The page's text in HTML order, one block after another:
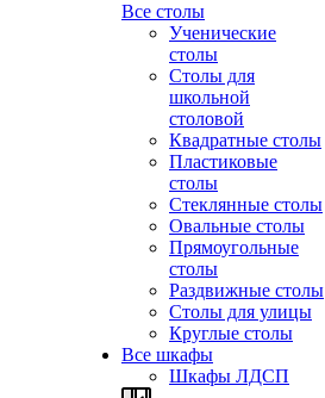
Все столы
Ученические
столы
Столы для
школьной
столовой
Квадратные столы
Пластиковые
столы
Стеклянные столы
Овальные столы
Прямоугольные
столы
Раздвижные столы
Столы для улицы
Круглые столы
Все шкафы
Шкафы ЛДСП